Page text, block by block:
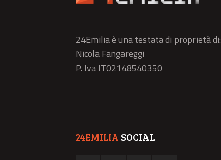
24Emilia è una testata di proprietà di:
Nicola Fangareggi
P. Iva IT02148540350
24EMILIA SOCIAL